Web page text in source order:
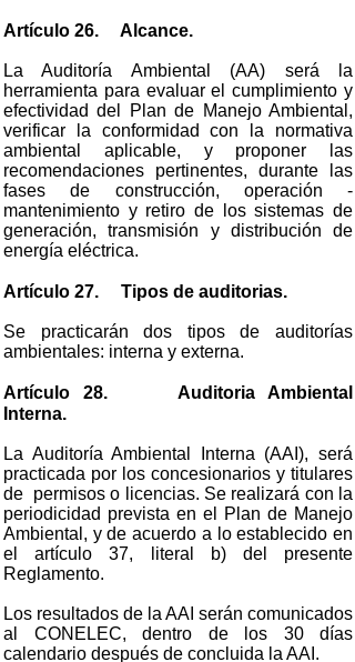
Artículo 26. Alcance.
La Auditoría Ambiental (AA) será la
herramienta para evaluar el cumplimiento y
efectividad del Plan de Manejo Ambiental,
verificar la conformidad con la normativa
ambiental aplicable, y proponer las
recomendaciones pertinentes, durante las
fases de construcción, operación -
mantenimiento y retiro de los sistemas de
generación, transmisión y distribución de
energía eléctrica.
Artículo 27. Tipos de auditorias.
Se practicarán dos tipos de auditorías
ambientales: interna y externa.
Artículo 28.
Auditoria Ambiental
Interna.
La Auditoría Ambiental Interna (AAI), será
practicada por los concesionarios y titulares
de permisos o licencias. Se realizará con la
periodicidad prevista en el Plan de Manejo
Ambiental, y de acuerdo a lo establecido en
el artículo 37, literal b) del presente
Reglamento.
Los resultados de la AAI serán comunicados
al CONELEC, dentro de los 30 días
calendario después de concluida la AAI.